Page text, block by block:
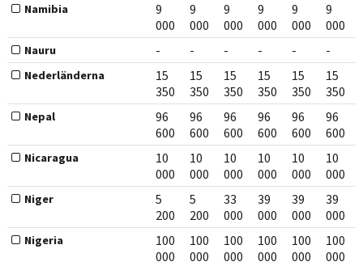
Namibia
9
000
9
000
9
000
9
000
9
000
9
000
Nauru - - - - - -
Nederländerna
15
350
15
350
15
350
15
350
15
350
15
350
Nepal
96
600
96
600
96
600
96
600
96
600
96
600
Nicaragua
10
000
10
000
10
000
10
000
10
000
10
000
Niger
5
200
5
200
33
000
39
000
39
000
39
000
Nigeria
100
000
100
000
100
000
100
000
100
000
100
000